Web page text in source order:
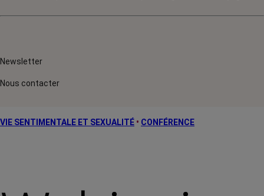
Newsletter
Nous contacter
VIE SENTIMENTALE ET SEXUALITÉ • CONFÉRENCE